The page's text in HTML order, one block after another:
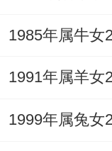
己土伤官与酉
特别利于从事
破的作用力仍